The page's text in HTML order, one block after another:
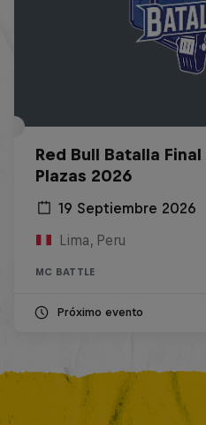
Red Bull Batalla
Plazas 2026
19 Septiembre 2026
Lima, Peru
MC BATTLE
Próximo evento